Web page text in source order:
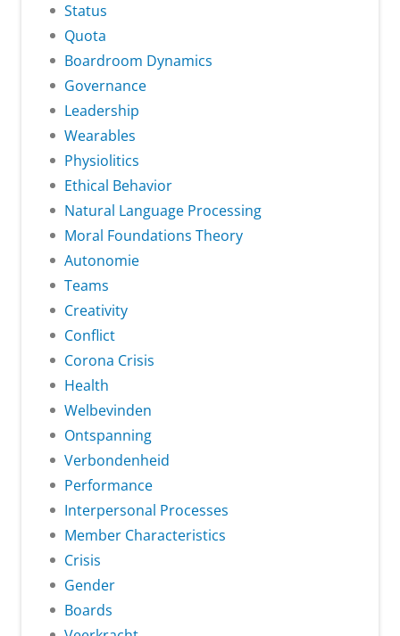
Status
Quota
Boardroom Dynamics
Governance
Leadership
Wearables
Physiolitics
Ethical Behavior
Natural Language Processing
Moral Foundations Theory
Autonomie
Teams
Creativity
Conflict
Corona Crisis
Health
Welbevinden
Ontspanning
Verbondenheid
Performance
Interpersonal Processes
Member Characteristics
Crisis
Gender
Boards